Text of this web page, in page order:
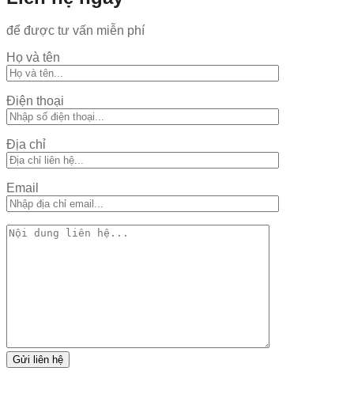
để được tư vấn miễn phí
Họ và tên
Điện thoại
Địa chỉ
Email